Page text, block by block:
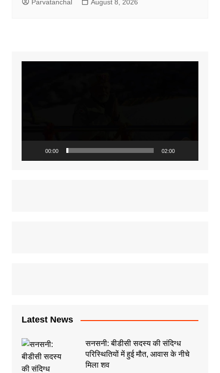
Parvatanchal August 8, 2026
00:00 02:00
Latest News
सनसनी: बीडीसी सदस्य की संदिग्ध
परिस्थितियों में हुई मौत, आवास के नीचे
मिला शव